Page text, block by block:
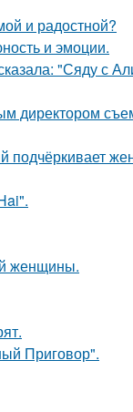
и радостной?
и эмоции.
"Сяду с
директором
женщины.
Приговор".